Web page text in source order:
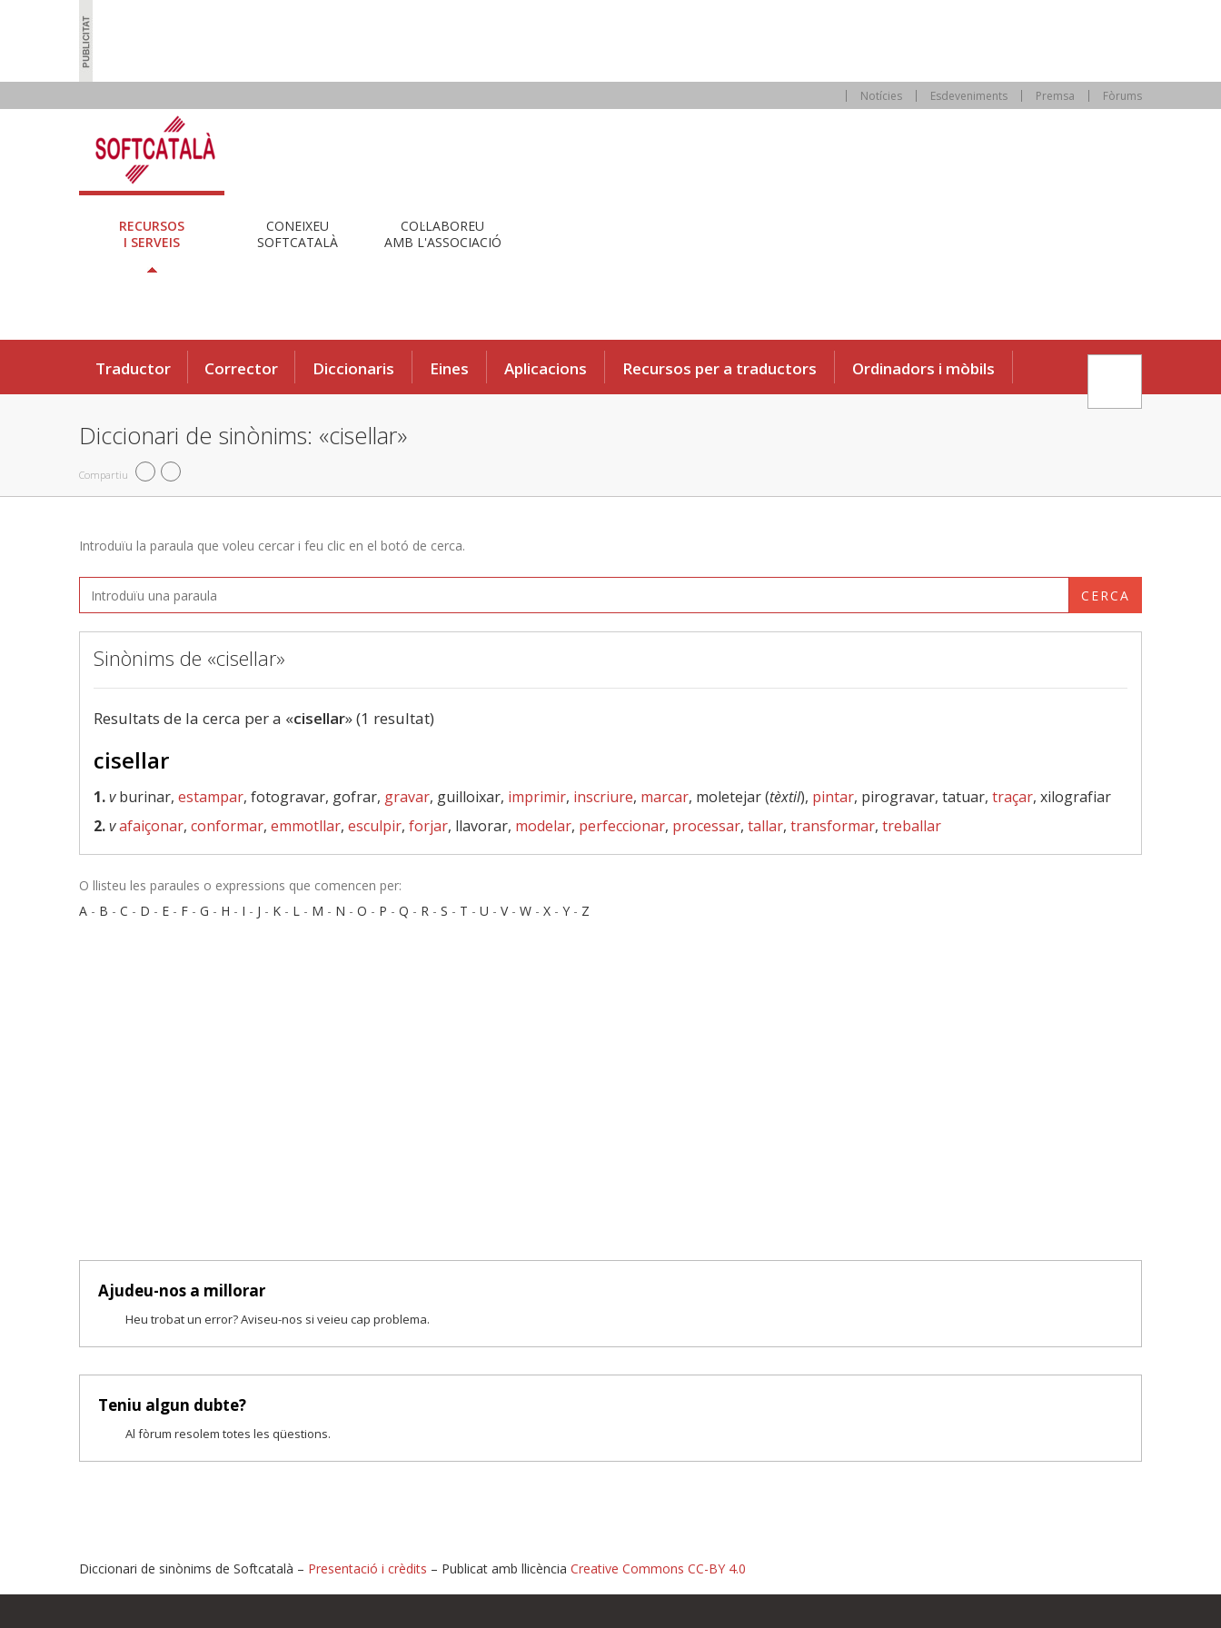
Notícies Esdeveniments Premsa Fòrums
RECURSOS
I SERVEIS
CONEIXEU
SOFTCATALÀ
COL·LABOREU
AMB L'ASSOCIACIÓ
Traductor Corrector Diccionaris Eines Aplicacions Recursos per a traductors Ordinadors i mòbils
Diccionari de sinònims: «cisellar»
Compartiu
Introduïu la paraula que voleu cercar i feu clic en el botó de cerca.
CERCA
Sinònims de «cisellar»
Resultats de la cerca per a «cisellar» (1 resultat)
cisellar
1.vburinar, estampar, fotogravar, gofrar, gravar, guilloixar, imprimir, inscriure, marcar, moletejar (tèxtil), pintar, pirogravar, tatuar, traçar, xilografiar
2.vafaiçonar, conformar, emmotllar, esculpir, forjar, llavorar, modelar, perfeccionar, processar, tallar, transformar, treballar
O llisteu les paraules o expressions que comencen per:
A - B - C - D - E - F - G - H - I - J - K - L - M - N - O - P - Q - R - S - T - U - V- W - X - Y - Z
Ajudeu-nos a millorar
Heu trobat un error? Aviseu-nos si veieu cap problema.
Teniu algun dubte?
Al fòrum resolem totes les qüestions.
Diccionari de sinònims de Softcatalà – Presentació i crèdits – Publicat amb llicència Creative Commons CC-BY 4.0